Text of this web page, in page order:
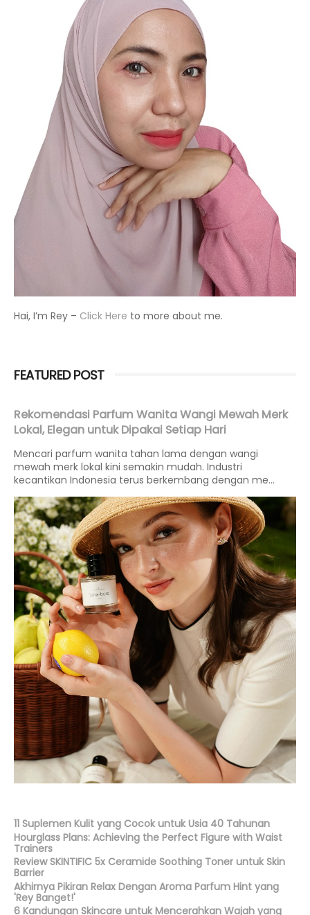
Hai, I’m Rey – Click Here to more about me.
FEATURED POST
Rekomendasi Parfum Wanita Wangi Mewah Merk
Lokal, Elegan untuk Dipakai Setiap Hari
Mencari parfum wanita tahan lama dengan wangi
mewah merk lokal kini semakin mudah. Industri
kecantikan Indonesia terus berkembang dengan me...
11 Suplemen Kulit yang Cocok untuk Usia 40 Tahunan
Hourglass Plans: Achieving the Perfect Figure with Waist
Trainers
Review SKINTIFIC 5x Ceramide Soothing Toner untuk Skin
Barrier
Akhirnya Pikiran Relax Dengan Aroma Parfum Hint yang
'Rey Banget!'
6 Kandungan Skincare untuk Mencerahkan Wajah yang